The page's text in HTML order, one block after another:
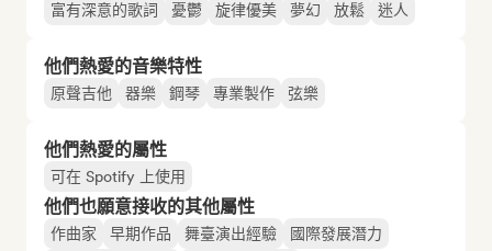
富有深意的歌詞
憂鬱 旋律優美 夢幻 放鬆 迷人
他們熱愛的音樂特性
原聲吉他 器樂 鋼琴 專業製作 弦樂
他們熱愛的屬性
可在 Spotify 上使用
他們也願意接收的其他屬性
作曲家 早期作品 舞臺演出經驗 國際發展潛力